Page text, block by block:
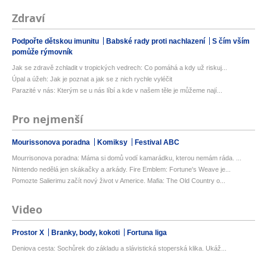
Zdraví
Podpořte dětskou imunitu Babské rady proti nachlazení
S čím vším
pomůže rýmovník
Jak se zdravě zchladit v tropických vedrech: Co pomáhá a kdy už riskuj...
Úpal a úžeh: Jak je poznat a jak se z nich rychle vyléčit
Parazité v nás: Kterým se u nás líbí a kde v našem těle je můžeme nají...
Pro nejmenší
Mourissonova poradna Komiksy Festival ABC
Mourrisonova poradna: Máma si domů vodí kamarádku, kterou nemám ráda. ...
Nintendo nedělá jen skákačky a arkády. Fire Emblem: Fortune's Weave je...
Pomozte Salierimu začít nový život v Americe. Mafia: The Old Country o...
Video
Prostor X Branky, body, kokoti Fortuna liga
Deniova cesta: Sochůrek do základu a slávistická stoperská klika. Ukáž...